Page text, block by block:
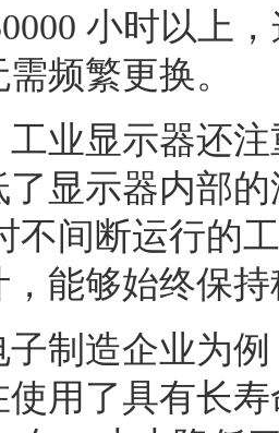
小时以上
频繁更换。
工业显示器还
了显示器内部
不间断运行的
，能够始终保
子制造企业为
使用了具有长